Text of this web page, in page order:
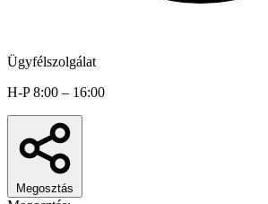
Ügyfélszolgálat
H-P 8:00 – 16:00
Megosztás